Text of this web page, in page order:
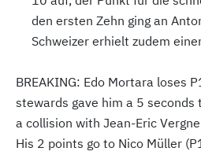
den ersten Zehn ging an
Schweizer erhielt zudem
BREAKING: Edo Mortara loses
stewards gave him a 5
a collision with Jean-Eric
His 2 points go to Nico Müller